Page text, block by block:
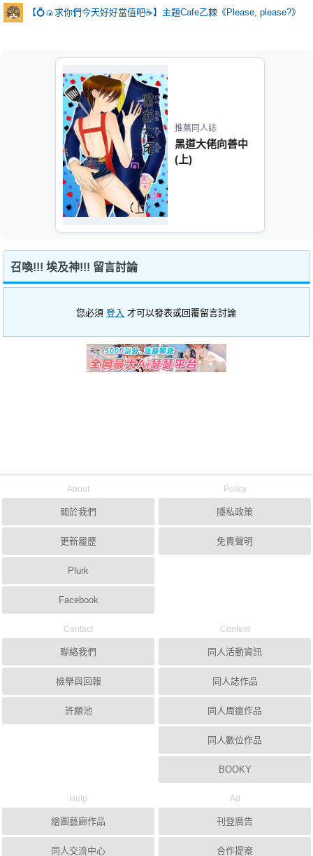
【💍🍙求你們今天好好當值吧☕️】主題Cafe乙棘《Please, please?》
推薦同人誌
黑道大佬向善中
(上)
召喚!!! 埃及神!!! 留言討論
您必須登入 才可以發表或回覆留言討論
About
關於我們
更新履歷
Plurk
Facebook
Policy
隱私政策
免責聲明
Contact
聯絡我們
檢舉與回報
許願池
Content
同人活動資訊
同人誌作品
同人周邊作品
同人數位作品
BOOKY
Help
繪圖藝廊作品
同人交流中心
Ad
刊登廣告
合作提案